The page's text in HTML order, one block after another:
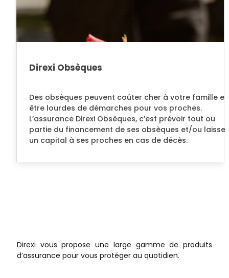
Direxi Obsèques
Des obsèques peuvent coûter cher à votre famille et
être lourdes de démarches pour vos proches.
L’assurance Direxi Obsèques, c’est prévoir tout ou
partie du financement de ses obsèques et/ou laisser
un capital à ses proches en cas de décès.
Direxi vous propose une large gamme de produits
d’assurance pour vous protéger au quotidien.